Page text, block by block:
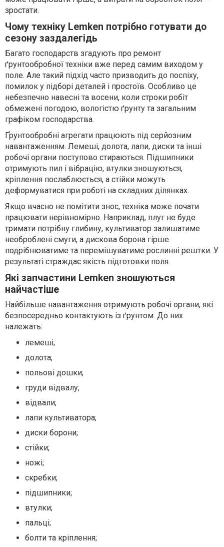
зростати.
Чому техніку Lemken потрібно готувати до
сезону заздалегідь
Багато господарств згадують про ремонт
ґрунтообробної техніки вже перед самим виходом у
поле. Але такий підхід часто призводить до поспіху,
помилок у підборі деталей і простоїв. Особливо це
небезпечно навесні та восени, коли строки робіт
обмежені погодою, вологістю ґрунту та загальним
графіком господарства.
Ґрунтообробні агрегати працюють під серйозним
навантаженням. Лемеші, долота, лапи, диски та інші
робочі органи поступово стираються. Підшипники
отримують пил і вібрацію, втулки зношуються,
кріплення послаблюється, а стійки можуть
деформуватися при роботі на складних ділянках.
Якщо вчасно не помітити знос, техніка може почати
працювати нерівномірно. Наприклад, плуг не буде
тримати потрібну глибину, культиватор залишатиме
необроблені смуги, а дискова борона гірше
подрібнюватиме та перемішуватиме рослинні рештки. У
результаті страждає якість підготовки поля.
Які запчастини Lemken зношуються
найчастіше
Найбільше навантаження отримують робочі органи, які
безпосередньо контактують із ґрунтом. До них
належать:
лемеші;
долота;
польові дошки;
груди відвалу;
відвали;
лапи культиватора;
диски борони;
стійки;
ножі;
скребки;
підшипники;
втулки;
пальці;
болти та кріплення;